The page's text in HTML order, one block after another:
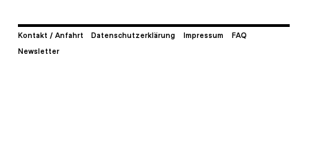
Kontakt / Anfahrt Datenschutzerklärung Impressum
FAQ
Newsletter